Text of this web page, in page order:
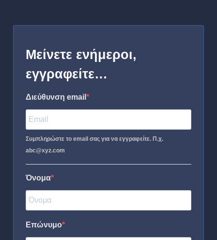
Μείνετε ενήμεροι,
εγγραφείτε…
Διεύθυνση email
Συμπληρώστε το email σας για να εγγραφείτε. Π.χ.
abc@xyz.com
Όνομα
Επώνυμο